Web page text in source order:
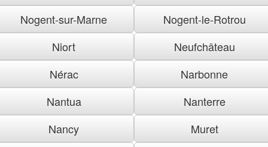
Nogent-sur-Marne
Nogent-le-Rotrou
Niort
Neufchâteau
Nérac
Narbonne
Nantua
Nanterre
Nancy
Muret